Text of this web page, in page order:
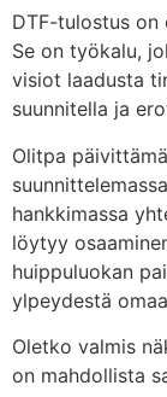
DTF-tulostus on
Se on työkalu,
visiot laadusta
suunnitella ja
Olitpa
hankkimassa
löytyy
huippuluokan
ylpeydestä
Oletko valmis
on mahdollista